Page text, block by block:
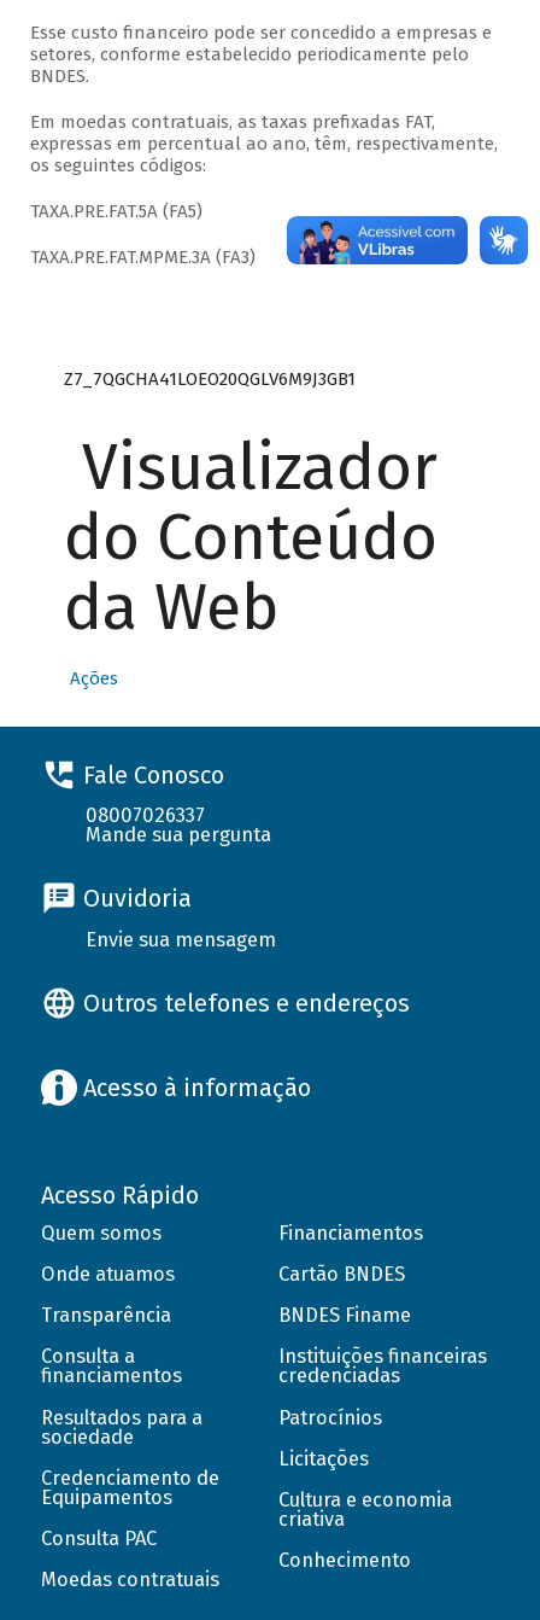
Esse custo financeiro pode ser concedido a empresas e
setores, conforme estabelecido periodicamente pelo
BNDES.
Em moedas contratuais, as taxas prefixadas FAT,
expressas em percentual ao ano, têm, respectivamente,
os seguintes códigos:
TAXA.PRE.FAT.5A (FA5)
TAXA.PRE.FAT.MPME.3A (FA3)
Z7_7QGCHA41LOEO20QGLV6M9J3GB1
Visualizador
do Conteúdo
da Web
Ações
Fale Conosco
08007026337
Mande sua pergunta
Ouvidoria
Envie sua mensagem
Outros telefones e endereços
Acesso à informação
Acesso Rápido
Quem somos
Onde atuamos
Transparência
Consulta a
financiamentos
Resultados para a
sociedade
Credenciamento de
Equipamentos
Consulta PAC
Moedas contratuais
Financiamentos
Cartão BNDES
BNDES Finame
Instituições financeiras
credenciadas
Patrocínios
Licitações
Cultura e economia
criativa
Conhecimento